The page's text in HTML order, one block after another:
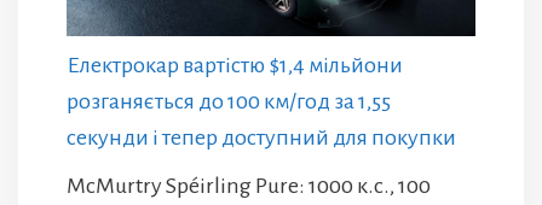
Електрокар вартістю $1,4 мільйони
розганяється до 100 км/год за 1,55
секунди і тепер доступний для покупки
McMurtry Spéirling Pure: 1000 к.с., 100